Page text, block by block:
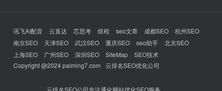
讯飞AI配音 云直达 芯思考 煜程 seo文章 成都SEO
杭州SEO
南京SEO
天津SEO 武汉SEO 重庆SEO seo助手
北京SEO
上海SEO
广州SEO 深圳SEO SiteMap
SEO技术
Copyright @2024 paiming7.com
云排名SEO优化公司